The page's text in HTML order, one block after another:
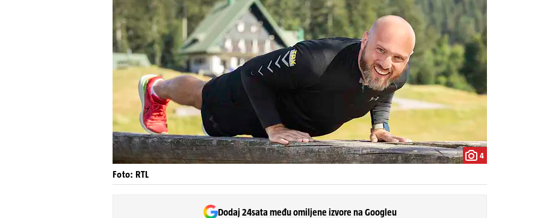
4
Foto: RTL
Dodaj 24sata među omiljene izvore na Googleu